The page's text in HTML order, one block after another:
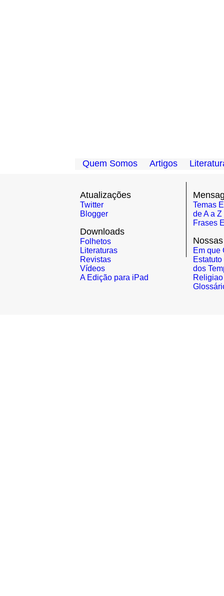
Quem Somos Artigos
Atualizações
Twitter
Blogger
Downloads
Folhetos
Literaturas
Revistas
Vídeos
A Edição para iPad
Temas
de A a Z
Frases
Em que
dos